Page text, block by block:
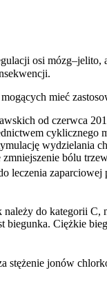
osi mózg–jelito,
mieć
od czerwca
cyklicznego
wydzielania
bólu
leczenia
do kategorii
Ciężkie
stężenie jonów